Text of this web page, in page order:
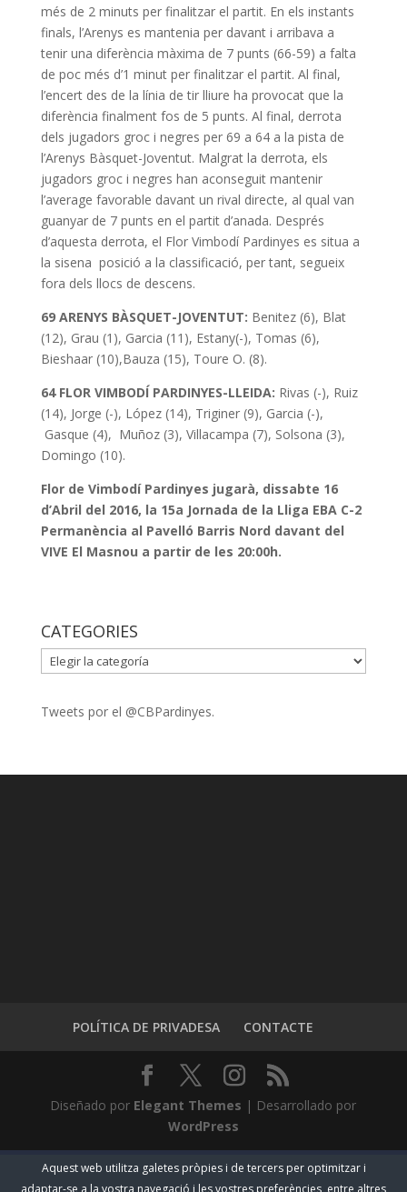
més de 2 minuts per finalitzar el partit. En els instants
finals, l’Arenys es mantenia per davant i arribava a
tenir una diferència màxima de 7 punts (66-59) a falta
de poc més d’1 minut per finalitzar el partit. Al final,
l’encert des de la línia de tir lliure ha provocat que la
diferència finalment fos de 5 punts. Al final, derrota
dels jugadors groc i negres per 69 a 64 a la pista de
l’Arenys Bàsquet-Joventut. Malgrat la derrota, els
jugadors groc i negres han aconseguit mantenir
l’average favorable davant un rival directe, al qual van
guanyar de 7 punts en el partit d’anada. Després
d’aquesta derrota, el Flor Vimbodí Pardinyes es situa a
la sisena posició a la classificació, per tant, segueix
fora dels llocs de descens.
69 ARENYS BÀSQUET-JOVENTUT: Benitez (6), Blat
(12), Grau (1), Garcia (11), Estany(-), Tomas (6),
Bieshaar (10),Bauza (15), Toure O. (8).
64 FLOR VIMBODÍ PARDINYES-LLEIDA: Rivas (-), Ruiz
(14), Jorge (-), López (14), Triginer (9), Garcia (-),
Gasque (4), Muñoz (3), Villacampa (7), Solsona (3),
Domingo (10).
Flor de Vimbodí Pardinyes jugarà, dissabte 16
d’Abril del 2016, la 15a Jornada de la Lliga EBA C-2
Permanència al Pavelló Barris Nord davant del
VIVE El Masnou a partir de les 20:00h.
CATEGORIES
CATEGORIES
Tweets por el @CBPardinyes.
POLÍTICA DE PRIVADESA CONTACTE
Diseñado por Elegant Themes | Desarrollado por
WordPress
Aquest web utilitza galetes pròpies i de tercers per optimitzar i
adaptar-se a la vostra navegació i les vostres preferències, entre altres